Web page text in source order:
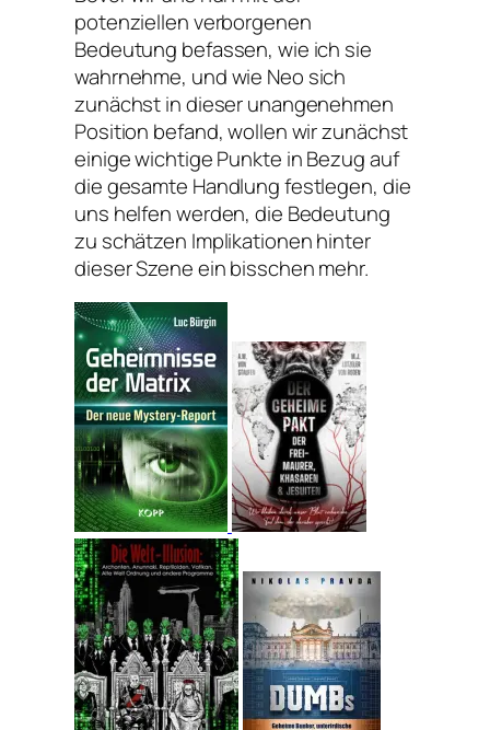
potenziellen verborgenen
Bedeutung befassen, wie ich sie
wahrnehme, und wie Neo sich
zunächst in dieser unangenehmen
Position befand, wollen wir zunächst
einige wichtige Punkte in Bezug auf
die gesamte Handlung festlegen, die
uns helfen werden, die Bedeutung
zu schätzen Implikationen hinter
dieser Szene ein bisschen mehr.